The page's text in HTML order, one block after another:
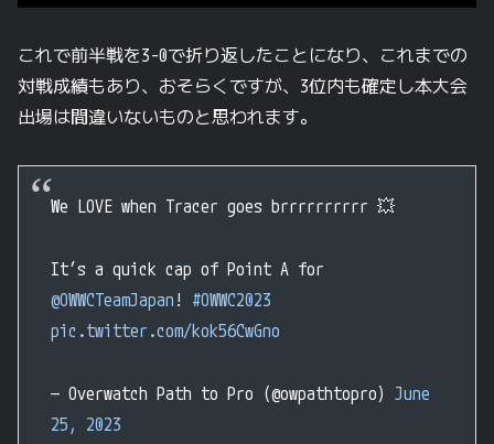
これで前半戦を3-0で折り返したことになり、これまでの
対戦成績もあり、おそらくですが、3位内も確定し本大会
出場は間違いないものと思われます。
We LOVE when Tracer goes brrrrrrrrrr 💥
It’s a quick cap of Point A for
@OWWCTeamJapan ! #OWWC2023
pic.twitter.com/kok56CwGno
— Overwatch Path to Pro (@owpathtopro) June
25, 2023